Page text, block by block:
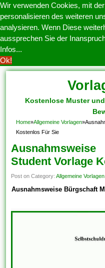
Wir verwenden Cookies, mit
personalisieren des weiteren
analysieren. Wenn Diese
aussprechen Sie der
Infos...
Ok!
Kostenlose Muster
Home»Allgemeine Vorlagen»
Kostenlos Für Sie
Student Vorlage
Post on Category:Allgemeine Vorlagen
Ausnahmsweise Bürgschaft